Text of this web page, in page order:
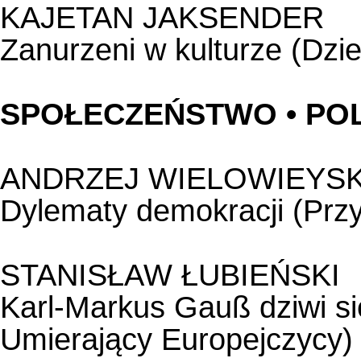
KAJETAN JAKSENDER
Zanurzeni w kulturze
SPOŁECZEŃSTWO •
ANDRZEJ
Dylematy demokracji
STANISŁAW ŁUBIEŃSKI
Karl-Markus Gauß dziwi
Umierający Europejczycy)